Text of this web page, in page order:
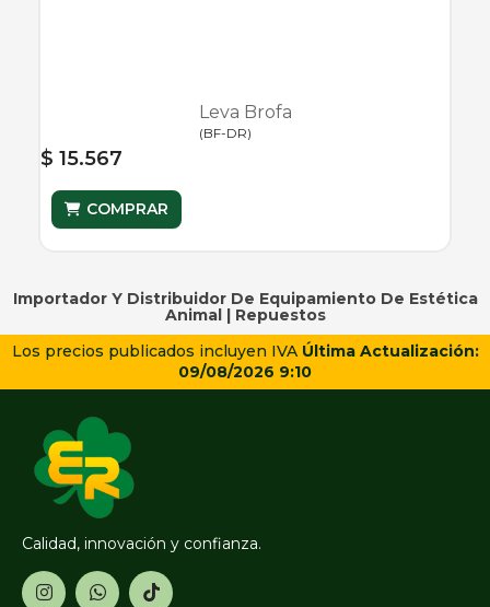
Leva Brofa
(BF-DR)
$ 15.567
COMPRAR
Importador Y Distribuidor De Equipamiento De Estética
Animal | Repuestos
Los precios publicados incluyen IVA Última Actualización:
09/08/2026 9:10
Calidad, innovación y confianza.